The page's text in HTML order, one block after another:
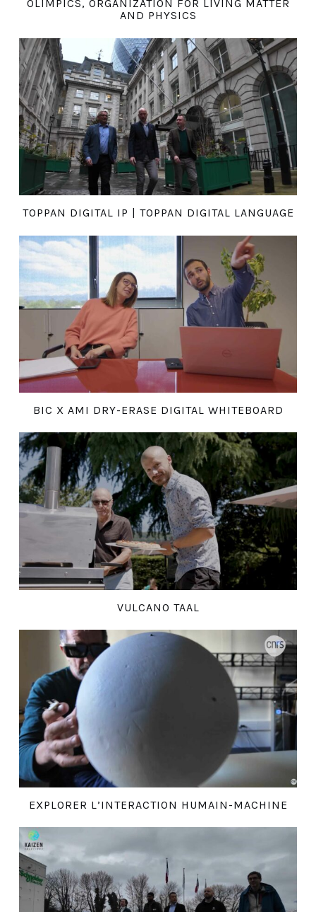
OLIMPICS, ORGANIZATION FOR LIVING MATTER
AND PHYSICS
TOPPAN DIGITAL IP | TOPPAN DIGITAL LANGUAGE
BIC X AMI DRY-ERASE DIGITAL WHITEBOARD
VULCANO TAAL
EXPLORER L’INTERACTION HUMAIN-MACHINE